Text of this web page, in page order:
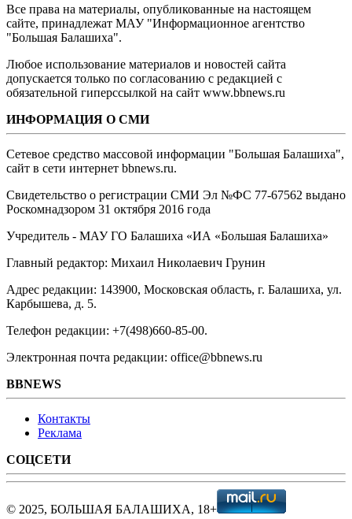
Все права на материалы, опубликованные на настоящем
сайте, принадлежат МАУ "Информационное агентство
"Большая Балашиха".
Любое использование материалов и новостей сайта
допускается только по согласованию с редакцией с
обязательной гиперссылкой на сайт www.bbnews.ru
ИНФОРМАЦИЯ О СМИ
Сетевое средство массовой информации "Большая Балашиха",
сайт в сети интернет bbnews.ru.
Свидетельство о регистрации СМИ Эл №ФС ‎77-67562 выдано
Роскомнадзором 31 октября 2016 года
Учредитель - МАУ ГО Балашиха «ИА «Большая Балашиха»
Главный редактор: Михаил Николаевич Грунин
Адрес редакции: 143900, Московская область, г. Балашиха, ул.
Карбышева, д. 5.
Телефон редакции: +7(498)660-85-00.
Электронная почта редакции: office@bbnews.ru
BBNEWS
Контакты
Реклама
СОЦСЕТИ
© 2025, БОЛЬШАЯ БАЛАШИХА, 18+